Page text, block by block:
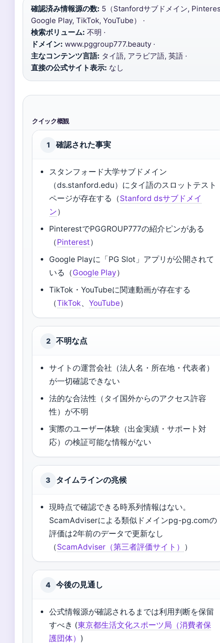
確認済み情報源の数: 5（Stanfordサブドメイン,
Google Play, TikTok, YouTube） ·
検索ボリューム: 不明 ·
ドメイン: www.pggroup777.beauty ·
主なコンテンツ言語: タイ語, アラビア語, 英語 ·
直接の公式サイト表示: なし
クイック概観
1 確認された事実
スタンフォード大学サブドメイン
（ds.stanford.edu）にタイ語のスロットテスト
ページが存在する（Stanford dsサブドメイ
ン）
PinterestでPGGROUP777の紹介ピンがある
（Pinterest）
Google Playに「PG Slot」アプリが公開されて
いる（Google Play）
TikTok・YouTubeに関連動画が存在する
（TikTok 、YouTube）
2 不明な点
サイトの運営会社（法人名・所在地・代表者）
が一切確認できない
法的な合法性（タイ国外からのアクセス許容
性）が不明
実際のユーザー体験（出金実績・サポート対
応）の検証可能な情報がない
3 タイムラインの兆候
現時点で確認できる時系列情報はない。
ScamAdviserによる類似ドメインpg-pg.comの
評価は2年前のデータで更新なし
（ScamAdviser（第三者評価サイト） ）
4 今後の見通し
公式情報源が確認されるまでは利用判断を保留
すべき (東京都生活文化スポーツ局（消費者保
護団体） )